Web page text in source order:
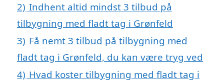
2) Indhent altid mindst 3 tilbud på
tilbygning med fladt tag i Grønfeld
3) Få nemt 3 tilbud på tilbygning med
fladt tag i Grønfeld, du kan være tryg ved
4) Hvad koster tilbygning med fladt tag i